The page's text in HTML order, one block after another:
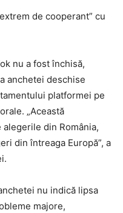
de cooperant” cu
nu a fost închisă,
anchetei deschise
platformei pe
„Această
din România,
din întreaga Europă”, a
nu indică lipsa
majore,